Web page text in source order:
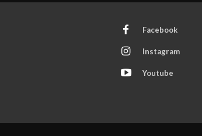
Facebook
Instagram
Youtube